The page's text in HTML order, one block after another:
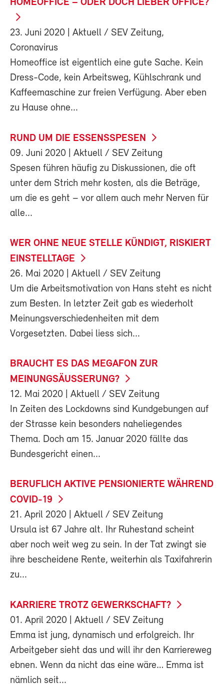
HOMEOFFICE – ODER DOCH LIEBER OFFICE?
23. Juni 2020 | Aktuell / SEV Zeitung,
Coronavirus
Homeoffice ist eigentlich eine gute Sache. Kein
Dress-Code, kein Arbeitsweg, Kühlschrank und
Kaffeemaschine zur freien Verfügung. Aber eben
zu Hause ohne...
RUND UM DIE ESSENSSPESEN
09. Juni 2020 | Aktuell / SEV Zeitung
Spesen führen häufig zu Diskussionen, die oft
unter dem Strich mehr kosten, als die Beträge,
um die es geht – vor allem auch mehr Nerven für
alle...
WER OHNE NEUE STELLE KÜNDIGT, RISKIERT
EINSTELLTAGE
26. Mai 2020 | Aktuell / SEV Zeitung
Um die Arbeitsmotivation von Hans steht es nicht
zum Besten. In letzter Zeit gab es wiederholt
Meinungsverschiedenheiten mit dem
Vorgesetzten. Dabei liess sich...
BRAUCHT ES DAS MEGAFON ZUR
MEINUNGSÄUSSERUNG?
12. Mai 2020 | Aktuell / SEV Zeitung
In Zeiten des Lockdowns sind Kundgebungen auf
der Strasse kein besonders naheliegendes
Thema. Doch am 15. Januar 2020 fällte das
Bundesgericht einen...
BERUFLICH AKTIVE PENSIONIERTE WÄHREND
COVID-19
21. April 2020 | Aktuell / SEV Zeitung
Ursula ist 67 Jahre alt. Ihr Ruhestand scheint
aber noch weit weg zu sein. In der Tat zwingt sie
ihre bescheidene Rente, weiterhin als Taxifahrerin
zu...
KARRIERE TROTZ GEWERKSCHAFT?
01. April 2020 | Aktuell / SEV Zeitung
Emma ist jung, dynamisch und erfolgreich. Ihr
Arbeitgeber sieht das und will ihr den Karriereweg
ebnen. Wenn da nicht das eine wäre… Emma ist
nämlich seit...